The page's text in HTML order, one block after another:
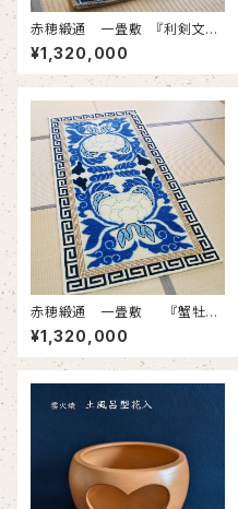
赤穂緞通 一畳敷 『利剣文・
縁矢羽文』
¥1,320,000
赤穂緞通 一畳敷 『蟹牡丹
文・縁二重雷文』
¥1,320,000